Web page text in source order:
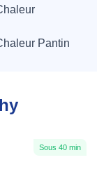
Pantin
Sous 40 min